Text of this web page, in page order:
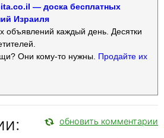
— доска бесплатных
Израиля
объявлений каждый день. Десятки
Они кому-то нужны. Продайте их
обновить комментарии